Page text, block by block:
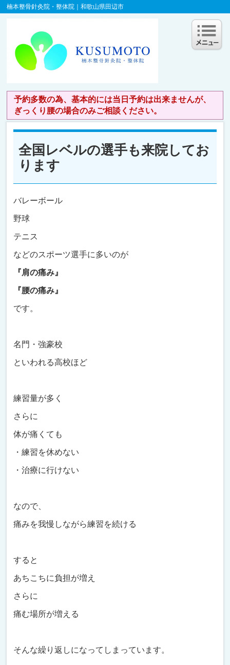
楠本整骨針灸院・整体院｜和歌山県田辺市
予約多数の為、基本的には当日予約は出来ませんが、
ぎっくり腰の場合のみご相談ください。
全国レベルの選手も来院してお
ります
バレーボール
野球
テニス
などのスポーツ選手に多いのが
『肩の痛み』
『腰の痛み』
です。
名門・強豪校
といわれる高校ほど
練習量が多く
さらに
体が痛くても
・練習を休めない
・治療に行けない
なので、
痛みを我慢しながら練習を続ける
すると
あちこちに負担が増え
さらに
痛む場所が増える
そんな繰り返しになってしまっています。